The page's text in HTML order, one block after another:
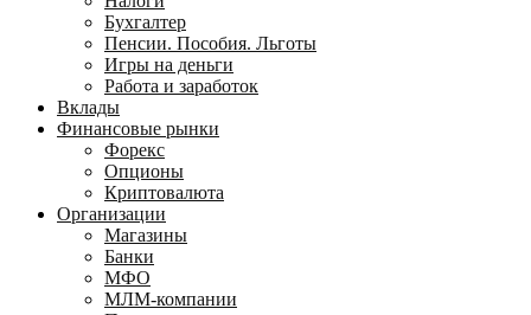
Бухгалтер
Пенсии. Пособия. Льготы
Игры на деньги
Работа и заработок
Вклады
Финансовые рынки
Форекс
Опционы
Криптовалюта
Организации
Магазины
Банки
МФО
МЛМ-компании